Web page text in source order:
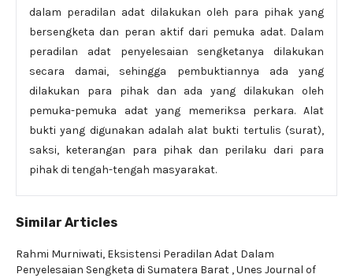
dalam peradilan adat dilakukan oleh para pihak yang
bersengketa dan peran aktif dari pemuka adat. Dalam
peradilan adat penyelesaian sengketanya dilakukan
secara damai, sehingga pembuktiannya ada yang
dilakukan para pihak dan ada yang dilakukan oleh
pemuka-pemuka adat yang memeriksa perkara. Alat
bukti yang digunakan adalah alat bukti tertulis (surat),
saksi, keterangan para pihak dan perilaku dari para
pihak di tengah-tengah masyarakat.
Similar Articles
Rahmi Murniwati, Eksistensi Peradilan Adat Dalam
Penyelesaian Sengketa di Sumatera Barat ,Unes Journal of